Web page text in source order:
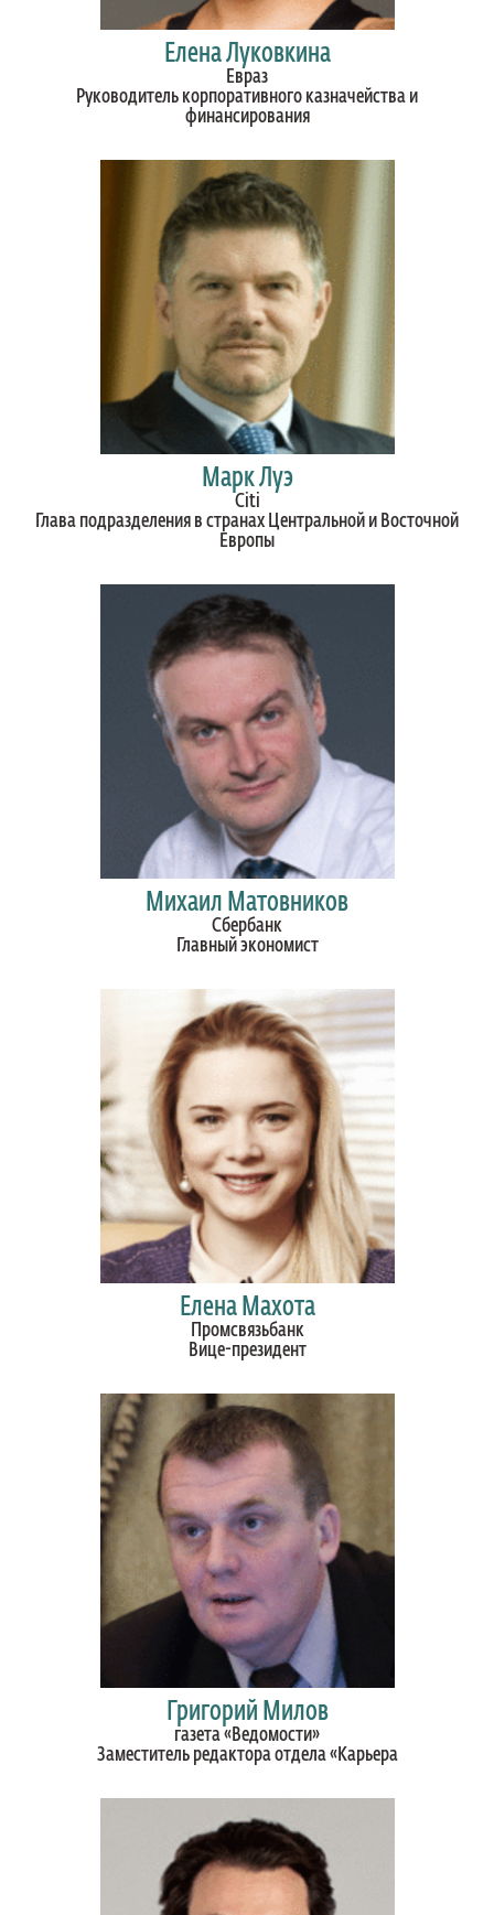
Елена Луковкина
Евраз
Руководитель корпоративного казначейства и
финансирования
Марк Луэ
Citi
Глава подразделения в странах Центральной и Восточной
Европы
Михаил Матовников
Сбербанк
Главный экономист
Елена Махота
Промсвязьбанк
Вице-президент
Григорий Милов
газета «Ведомости»
Заместитель редактора отдела «Карьера